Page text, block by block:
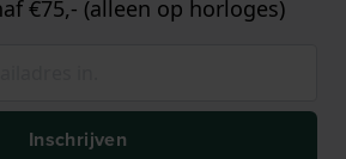
€75,- (alleen op horloges)
Inschrijven